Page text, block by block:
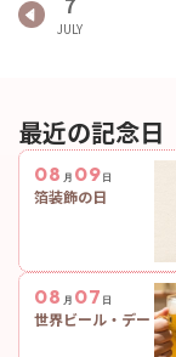
最近の記念日
08 月 09 日
箔装飾の日
08 月 07 日
世界ビール・デー